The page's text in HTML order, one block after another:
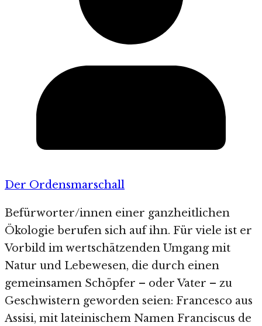
Der Ordensmarschall
Befürworter/innen einer ganzheitlichen
Ökologie berufen sich auf ihn. Für viele ist er
Vorbild im wertschätzenden Umgang mit
Natur und Lebewesen, die durch einen
gemeinsamen Schöpfer – oder Vater – zu
Geschwistern geworden seien: Francesco aus
Assisi, mit lateinischem Namen Franciscus de